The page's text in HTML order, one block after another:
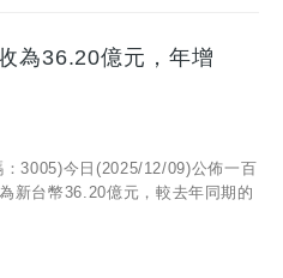
為36.20億元，年增
3005)今日(2025/12/09)公佈一百
新台幣36.20億元，較去年同期的